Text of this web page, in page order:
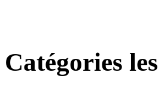
Catégories